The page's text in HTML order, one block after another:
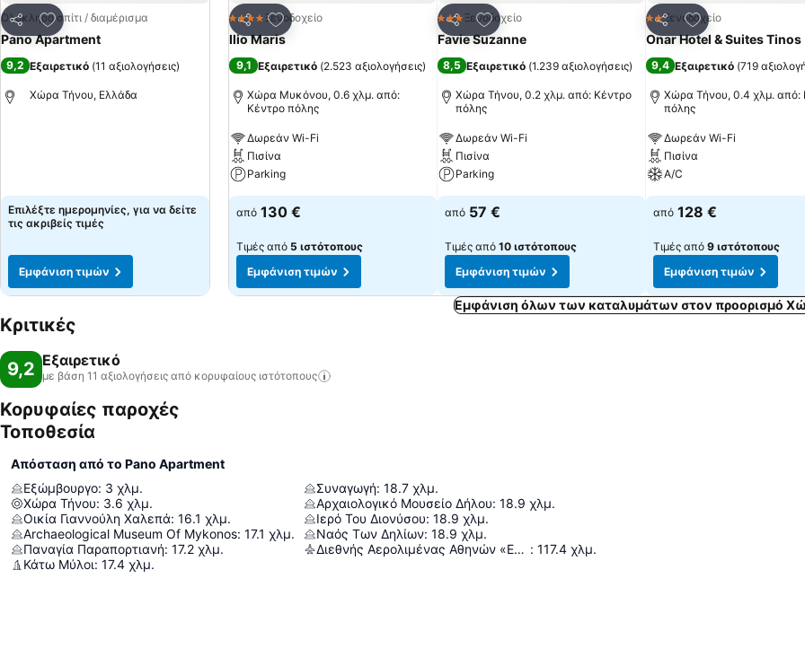
Κοινοποίηση
Προσθήκη στα αγαπημένα
Ολόκληρο σπίτι / διαμέρισμα
Pano Apartment
9,2 Εξαιρετικό (11 αξιολογήσεις)
Χώρα Τήνου, Ελλάδα
Επιλέξτε ημερομηνίες, για να δείτε
τις ακριβείς τιμές
Εμφάνιση τιμών
Κοινοποίηση
Προσθήκη στα αγαπημένα
4 ΑστέριαΞενοδοχείο
Ilio Maris
9,1 Εξαιρετικό (2.523 αξιολογήσεις)
Χώρα Μυκόνου, 0.6 χλμ. από:
Κέντρο πόλης
Δωρεάν Wi-Fi
Πισίνα
Parking
από 130 €
Τιμές από 5 ιστότοπους
Εμφάνιση τιμών
Κοινοποίηση
Προσθήκη στα αγαπημένα
3 ΑστέριαΞενοδοχείο
Favie Suzanne
8,5 Εξαιρετικό (1.239 αξιολογήσεις)
Χώρα Τήνου, 0.2 χλμ. από: Κέντρο
πόλης
Δωρεάν Wi-Fi
Πισίνα
Parking
από 57 €
Τιμές από 10 ιστότοπους
Εμφάνιση τιμών
Κοινοποίηση
Προσθήκη στα
2 Αστέρια
Ξενοδοχείο
Onar Hotel & Suites Tinos
9,4 Εξαιρετικό (719
Χώρα Τήνου, 0.4 χλμ. από:
πόλης
Δωρεάν Wi-Fi
Πισίνα
A/C
από 128 €
Τιμές από 9 ιστότοπους
Εμφάνιση τιμών
Εμφάνιση όλων των καταλυμάτων στον προορισμό
Κριτικές
9,2 Εξαιρετικό
με βάση 11 αξιολογήσεις από κορυφαίους ιστότοπους
Κορυφαίες παροχές
Τοποθεσία
Απόσταση από το Pano Apartment
Εξώμβουργο: 3 χλμ.
Χώρα Τήνου: 3.6 χλμ.
Οικία Γιαννούλη Χαλεπά: 16.1 χλμ.
Archaeological Museum Of Mykonos: 17.1 χλμ.
Παναγία Παραπορτιανή: 17.2 χλμ.
Κάτω Μύλοι: 17.4 χλμ.
Συναγωγή: 18.7 χλμ.
Αρχαιολογικό Μουσείο Δήλου: 18.9 χλμ.
Ιερό Του Διονύσου: 18.9 χλμ.
Ναός Των Δηλίων: 18.9 χλμ.
Διεθνής Αερολιμένας Αθηνών «Ελευθέριος Βενιζέλος» : 117.4 χλμ.